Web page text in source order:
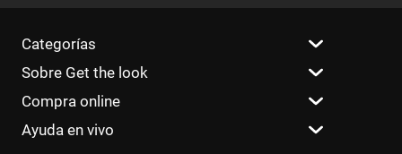
Categorías
Sobre Get the look
Compra online
Ayuda en vivo